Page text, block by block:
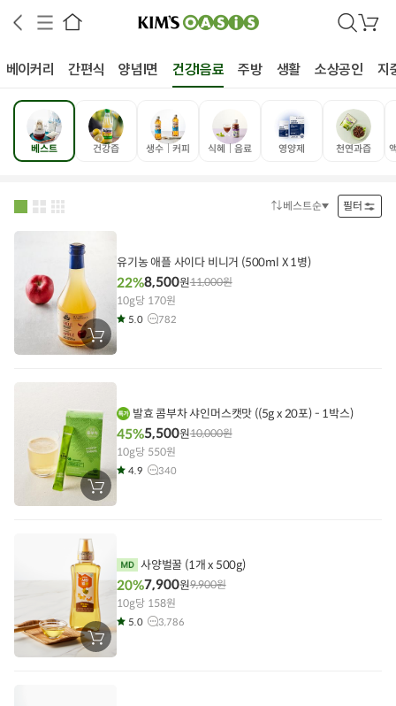
구
니
베이커리 간편식 양념I면 건강I음료 주방 생활 소상공인 지
베스트 건강즙 생수│커피 식혜│음료 영양제 천연과즙
정베스트순 필터
장
바
에
기
유기농 애플 사이다 비니거 (500ml X 1병)
22%8,500원11,000원
10g당 170원
5.0 782
장
바
발효 콤부차 샤인머스캣맛 ((5g x 20포) - 1박스)
45%5,500원10,000원
10g당 550원
4.9 340
장
바
사양벌꿀 (1개 x 500g)
20%7,900원9,900원
10g당 158원
5.0 3,786